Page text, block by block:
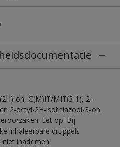
on, C(M)IT/MIT(3-1), 2-
2-octyl-2H-isothiazool-3-on.
Let op! Bij
inhaleerbare druppels
inademen.